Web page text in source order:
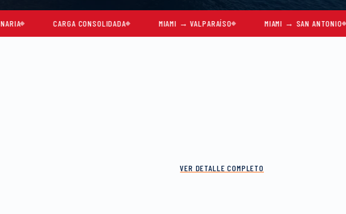
CARGA CONSOLIDADA MIAMI → VALPARAÍSO MIAMI → SAN ANTONIO MIAMI
VER DETALLE COMPLETO